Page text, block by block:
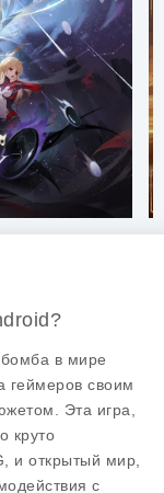
в мире
геймеров своим
Эта игра,
круто
и открытый мир,
с